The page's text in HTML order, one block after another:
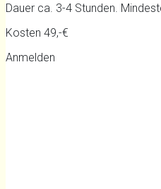
Dauer ca. 3-4 Stunden.
Kosten 49,-€
Anmelden